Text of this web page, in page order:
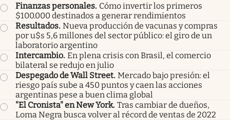
Finanzas personales. Cómo invertir los primeros
$100.000 destinados a generar rendimientos
Resultados. Nueva producción de vacunas y compras
por u$s 5,6 millones del sector público: el giro de un
laboratorio argentino
Intercambio. En plena crisis con Brasil, el comercio
bilateral se redujo en julio
Despegado de Wall Street. Mercado bajo presión: el
riesgo país sube a 450 puntos y caen las acciones
argentinas pese a buen clima global
"El Cronista" en New York. Tras cambiar de dueños,
Loma Negra busca volver al récord de ventas de 2022